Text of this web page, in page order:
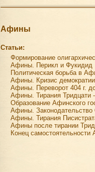
Афины
Статьи:
Формирование
Афины. Перикл и Фукидид
Политическая борьба в
Афины. Кризис
Афины. Переворот 404 г.
Афины. Тирания Тридцати
Образование Афинского
Афины. Законодательство
Афины. Тирания
Афины после тирании
Конец самостоятельности